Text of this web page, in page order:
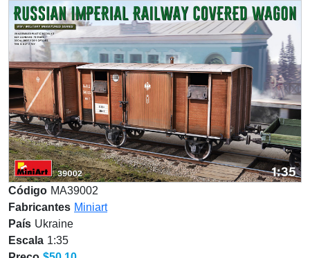
Código MA39002
Fabricantes Miniart
País Ukraine
Escala 1:35